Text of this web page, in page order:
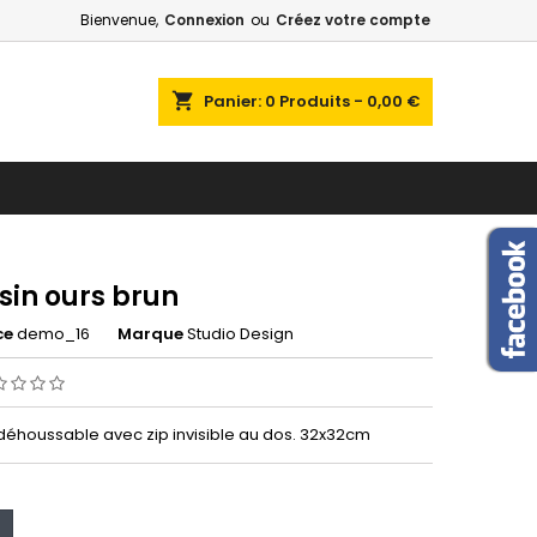
Bienvenue, Connexion ou Créez votre compte
shopping_cart Panier: 0 Produits - 0,00 €
ours brun
demo_16 MarqueStudio Design
avec zip invisible au dos. 32x32cm